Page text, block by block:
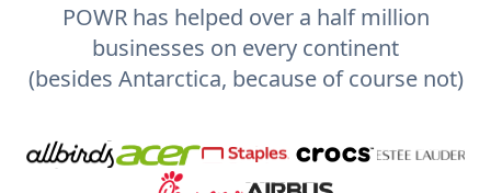
POWR has helped over a half million
businesses on every continent
(besides Antarctica, because of course not)